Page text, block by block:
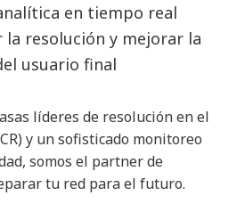
en tiempo real
la resolución y mejorar la
usuario final
líderes de resolución en el
y un sofisticado monitoreo
somos el partner de
tu red para el futuro.